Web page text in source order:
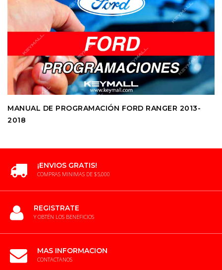
MANUAL DE PROGRAMACIÓN FORD RANGER 2013-
2018
¡ENVIOS GRATIS!
COMPRAS MINIMAS DE $5,000
REGISTRATE
Y OBTÉN LOS BENEFICIOS
MAS INFORMACION
CONTACTANOS